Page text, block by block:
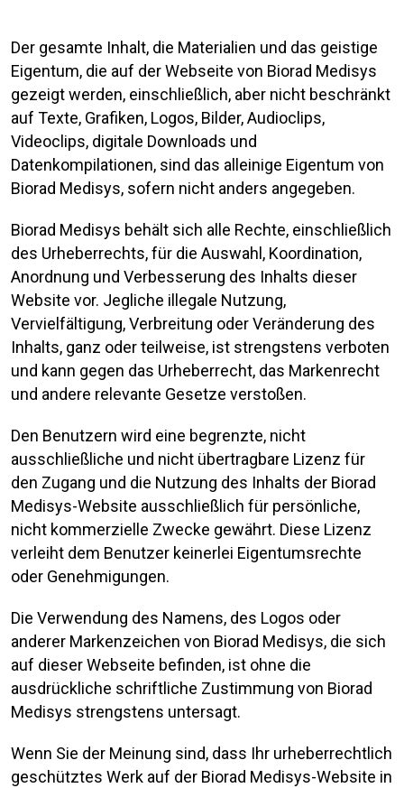
Der gesamte Inhalt, die Materialien und das geistige
Eigentum, die auf der Webseite von Biorad Medisys
gezeigt werden, einschließlich, aber nicht beschränkt
auf Texte, Grafiken, Logos, Bilder, Audioclips,
Videoclips, digitale Downloads und
Datenkompilationen, sind das alleinige Eigentum von
Biorad Medisys, sofern nicht anders angegeben.
Biorad Medisys behält sich alle Rechte, einschließlich
des Urheberrechts, für die Auswahl, Koordination,
Anordnung und Verbesserung des Inhalts dieser
Website vor. Jegliche illegale Nutzung,
Vervielfältigung, Verbreitung oder Veränderung des
Inhalts, ganz oder teilweise, ist strengstens verboten
und kann gegen das Urheberrecht, das Markenrecht
und andere relevante Gesetze verstoßen.
Den Benutzern wird eine begrenzte, nicht
ausschließliche und nicht übertragbare Lizenz für
den Zugang und die Nutzung des Inhalts der Biorad
Medisys-Website ausschließlich für persönliche,
nicht kommerzielle Zwecke gewährt. Diese Lizenz
verleiht dem Benutzer keinerlei Eigentumsrechte
oder Genehmigungen.
Die Verwendung des Namens, des Logos oder
anderer Markenzeichen von Biorad Medisys, die sich
auf dieser Webseite befinden, ist ohne die
ausdrückliche schriftliche Zustimmung von Biorad
Medisys strengstens untersagt.
Wenn Sie der Meinung sind, dass Ihr urheberrechtlich
geschütztes Werk auf der Biorad Medisys-Website in